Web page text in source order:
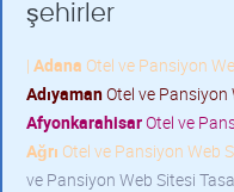
şehirler
| Adana Otel ve Pansiyon
AdıyamanOtel ve Pansiyon
AfyonkarahisarOtel ve
Ağrı Otel ve Pansiyon Web
ve Pansiyon Web Sitesi